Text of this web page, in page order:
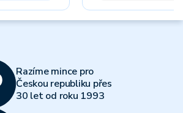
Razíme mince pro
Českou republiku přes
30 let od roku 1993